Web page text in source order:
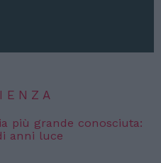
più grande conosciuta:
anni luce